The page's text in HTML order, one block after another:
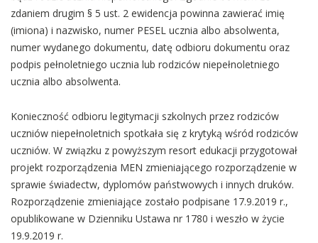
zdaniem drugim § 5 ust. 2 ewidencja powinna zawierać imię
(imiona) i nazwisko, numer PESEL ucznia albo absolwenta,
numer wydanego dokumentu, datę odbioru dokumentu oraz
podpis pełnoletniego ucznia lub rodziców niepełnoletniego
ucznia albo absolwenta.
Konieczność odbioru legitymacji szkolnych przez rodziców
uczniów niepełnoletnich spotkała się z krytyką wśród rodziców
uczniów. W związku z powyższym resort edukacji przygotował
projekt rozporządzenia MEN zmieniającego rozporządzenie w
sprawie świadectw, dyplomów państwowych i innych druków.
Rozporządzenie zmieniające zostało podpisane 17.9.2019 r.,
opublikowane w Dzienniku Ustawa nr 1780 i weszło w życie
19.9.2019 r.